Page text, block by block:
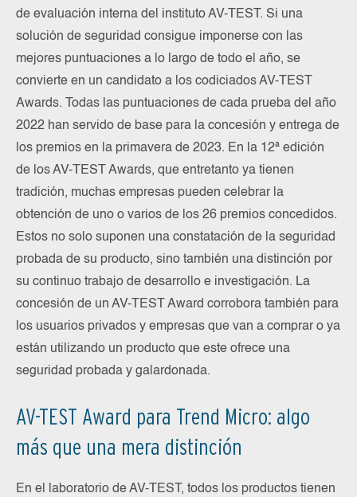
de evaluación interna del instituto AV-TEST. Si una
solución de seguridad consigue imponerse con las
mejores puntuaciones a lo largo de todo el año, se
convierte en un candidato a los codiciados AV-TEST
Awards. Todas las puntuaciones de cada prueba del año
2022 han servido de base para la concesión y entrega de
los premios en la primavera de 2023. En la 12ª edición
de los AV-TEST Awards, que entretanto ya tienen
tradición, muchas empresas pueden celebrar la
obtención de uno o varios de los 26 premios concedidos.
Estos no solo suponen una constatación de la seguridad
probada de su producto, sino también una distinción por
su continuo trabajo de desarrollo e investigación. La
concesión de un AV-TEST Award corrobora también para
los usuarios privados y empresas que van a comprar o ya
están utilizando un producto que este ofrece una
seguridad probada y galardonada.
AV-TEST Award para Trend Micro: algo
más que una mera distinción
En el laboratorio de AV-TEST, todos los productos tienen